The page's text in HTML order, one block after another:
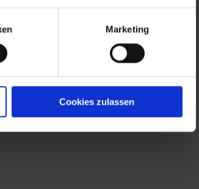
Marketing
Cookies zulassen
der Firma Krupp